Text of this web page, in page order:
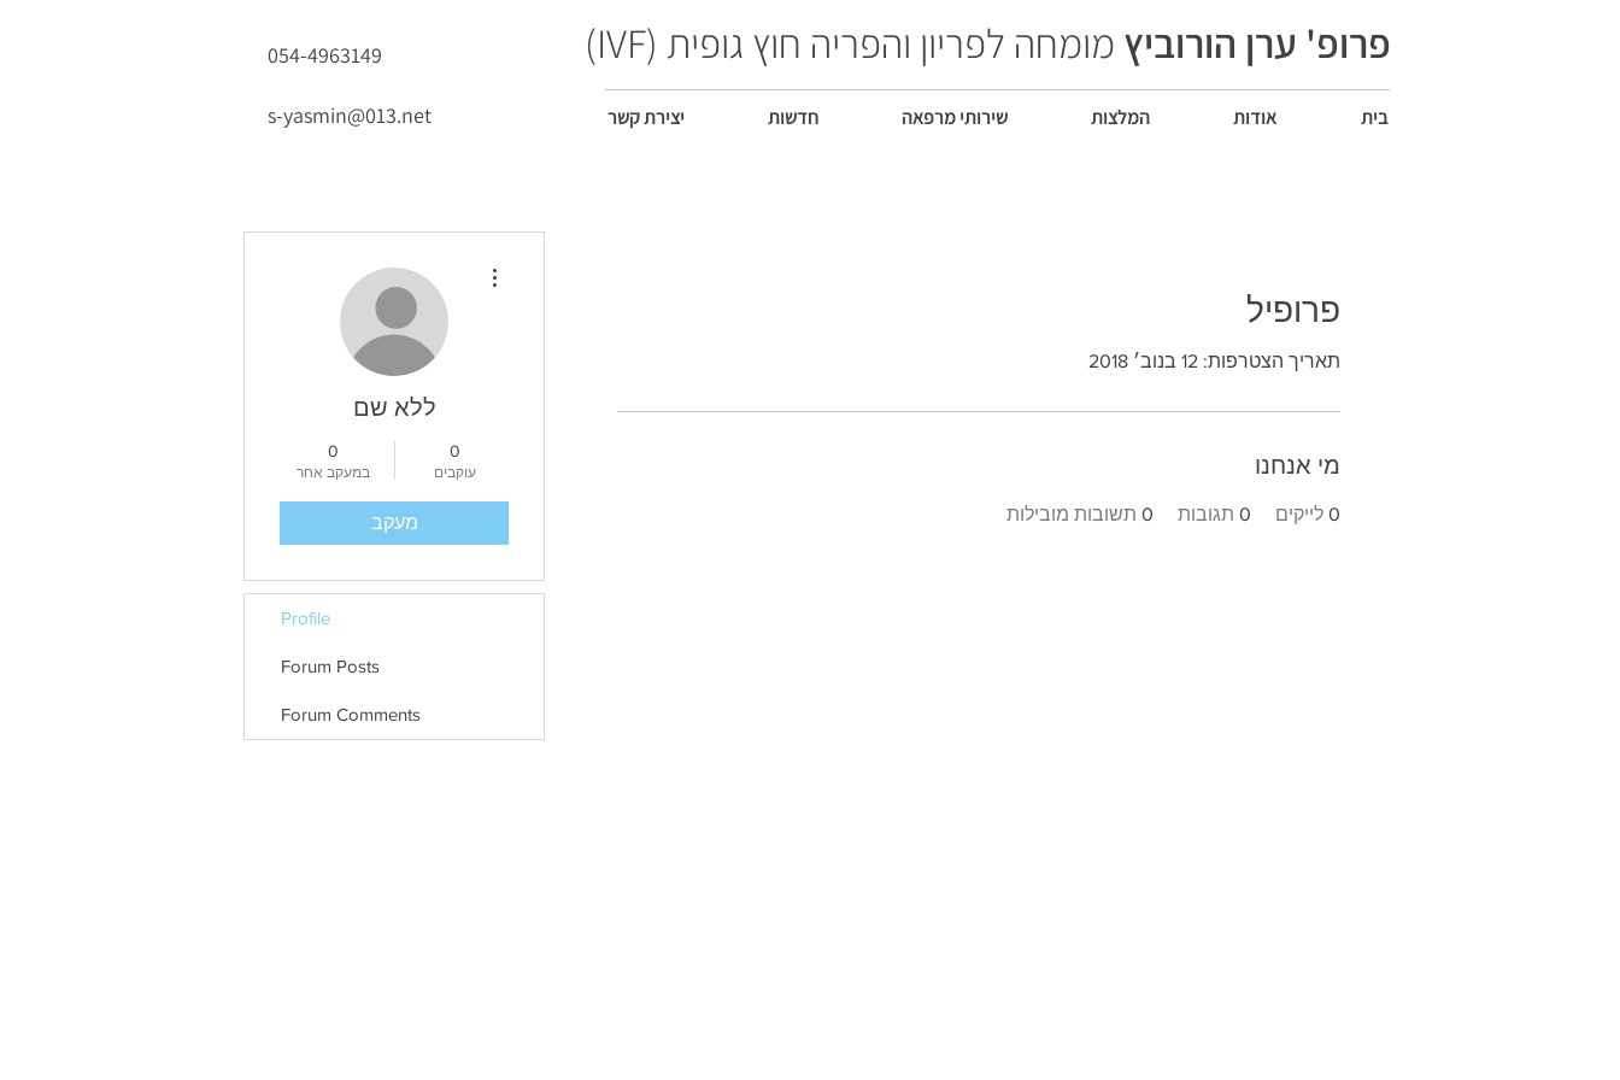
054-4963149 פרופ' ערן הורוביץ מומחה לפריון והפריה חוץ גופית (IVF)
s-yasmin@013.net בית אודות המלצות שירותי מרפאה חדשות יצירת קשר
פרופיל
תאריך הצטרפות: 12 בנוב׳ 2018
מי אנחנו
0 לייקים 0 תגובות 0 תשובות מובילות
ללא שם
0
עוקבים
0
במעקב אחר
מעקב
Profile
Forum Posts
Forum Comments